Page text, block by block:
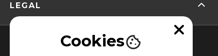
LEGAL
Cookies